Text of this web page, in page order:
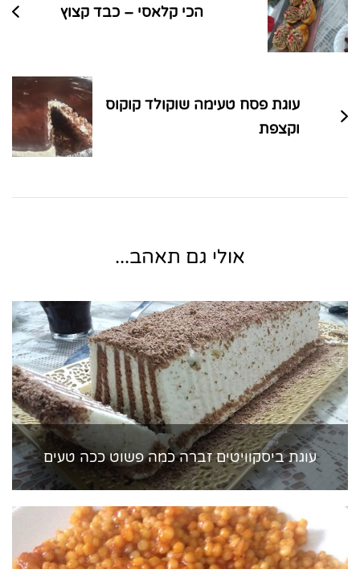
הכי קלאסי – כבד קצוץ
עוגת פסח טעימה שוקולד קוקוס
וקצפת
אולי גם תאהב...
עוגת ביסקוויטים זברה כמה פשוט ככה טעים